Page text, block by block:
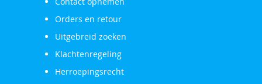
Orders en retour
Uitgebreid zoeken
Klachtenregeling
Herroepingsrecht